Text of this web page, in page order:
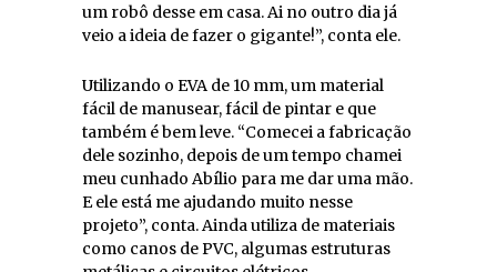
um robô desse em casa. Ai no outro dia já
veio a ideia de fazer o gigante!”, conta ele.
Utilizando o EVA de 10 mm, um material
fácil de manusear, fácil de pintar e que
também é bem leve. “Comecei a fabricação
dele sozinho, depois de um tempo chamei
meu cunhado Abílio para me dar uma mão.
E ele está me ajudando muito nesse
projeto”, conta. Ainda utiliza de materiais
como canos de PVC, algumas estruturas